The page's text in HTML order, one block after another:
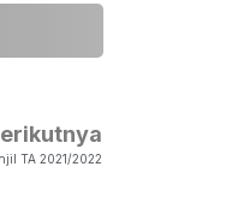
TA 2021/2022